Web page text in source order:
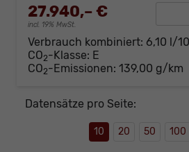
27.940,– €
incl. 19% MwSt.
Verbrauch kombiniert: 6,10 l/
CO2-Klasse: E
CO2-Emissionen: 139,00 g/km
Datensätze pro Seite:
10 20 50 100